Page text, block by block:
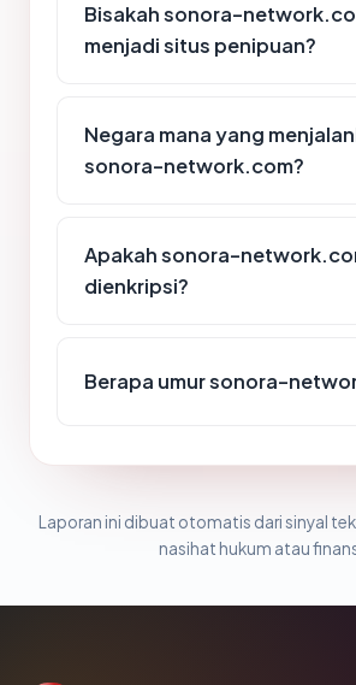
Bisakah sonora-
menjadi situs penipuan?
Negara mana yang
sonora-network.com?
Apakah sonora-
dienkripsi?
Berapa umur sonora-
Laporan ini dibuat otomatis dari sinyal
nasihat hukum atau